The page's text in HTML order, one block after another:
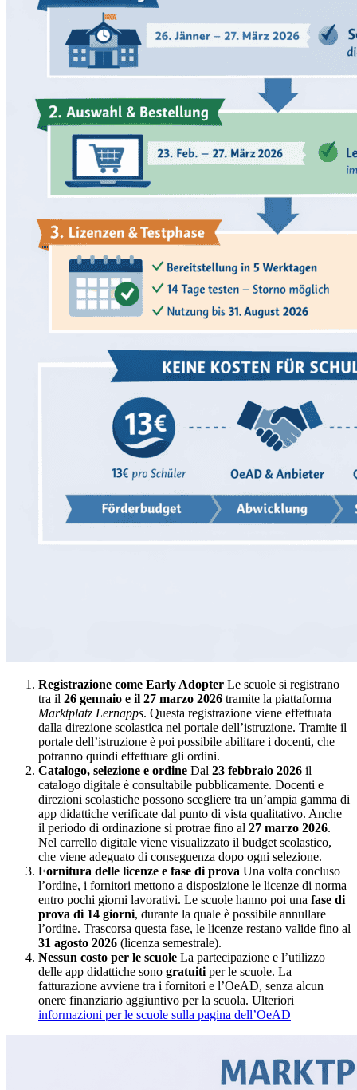
Registrazione come Early Adopter Le scuole si registrano
tra il 26 gennaio e il 27 marzo 2026 tramite la piattaforma
Marktplatz Lernapps. Questa registrazione viene effettuata
dalla direzione scolastica nel portale dell’istruzione. Tramite il
portale dell’istruzione è poi possibile abilitare i docenti, che
potranno quindi effettuare gli ordini.
Catalogo, selezione e ordine Dal 23 febbraio 2026 il
catalogo digitale è consultabile pubblicamente. Docenti e
direzioni scolastiche possono scegliere tra un’ampia gamma di
app didattiche verificate dal punto di vista qualitativo. Anche
il periodo di ordinazione si protrae fino al 27 marzo 2026.
Nel carrello digitale viene visualizzato il budget scolastico,
che viene adeguato di conseguenza dopo ogni selezione.
Fornitura delle licenze e fase di prova Una volta concluso
l’ordine, i fornitori mettono a disposizione le licenze di norma
entro pochi giorni lavorativi. Le scuole hanno poi una fase di
prova di 14 giorni, durante la quale è possibile annullare
l’ordine. Trascorsa questa fase, le licenze restano valide fino al
31 agosto 2026 (licenza semestrale).
Nessun costo per le scuole La partecipazione e l’utilizzo
delle app didattiche sono gratuiti per le scuole. La
fatturazione avviene tra i fornitori e l’OeAD, senza alcun
onere finanziario aggiuntivo per la scuola. Ulteriori
informazioni per le scuole sulla pagina dell’OeAD